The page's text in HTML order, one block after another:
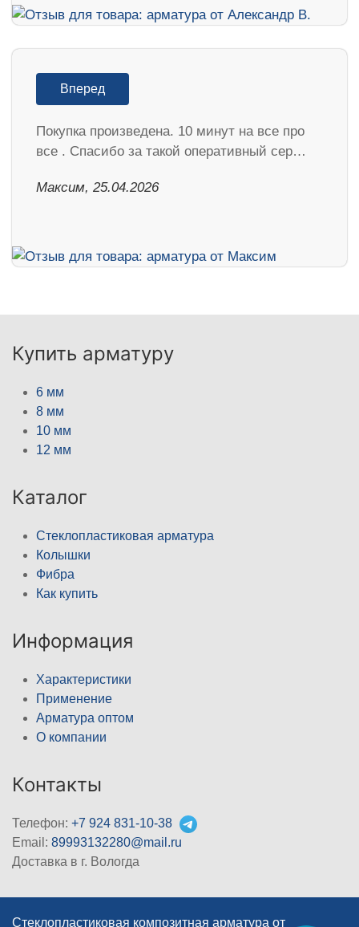
Вперед
Покупка произведена. 10 минут на все про
все . Спасибо за такой оперативный сер…
Максим, 25.04.2026
Купить арматуру
6 мм
8 мм
10 мм
12 мм
Каталог
Стеклопластиковая арматура
Колышки
Фибра
Как купить
Информация
Характеристики
Применение
Арматура оптом
О компании
Контакты
Телефон: +7 924 831-10-38
Email: 89993132280@mail.ru
Доставка в г. Вологда
Стеклопластиковая композитная арматура от